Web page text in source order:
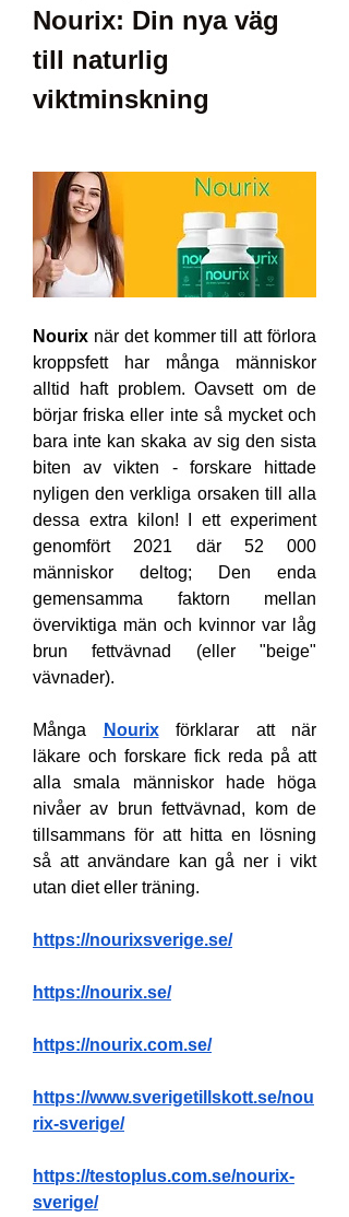
Nourix: Din nya väg
till naturlig
viktminskning
Nourix när det kommer till att förlora
kroppsfett har många människor
alltid haft problem. Oavsett om de
börjar friska eller inte så mycket och
bara inte kan skaka av sig den sista
biten av vikten - forskare hittade
nyligen den verkliga orsaken till alla
dessa extra kilon! I ett experiment
genomfört 2021 där 52 000
människor deltog; Den enda
gemensamma faktorn mellan
överviktiga män och kvinnor var låg
brun fettvävnad (eller "beige"
vävnader).
Många Nourix förklarar att när
läkare och forskare fick reda på att
alla smala människor hade höga
nivåer av brun fettvävnad, kom de
tillsammans för att hitta en lösning
så att användare kan gå ner i vikt
utan diet eller träning.
https://nourixsverige.se/
https://nourix.se/
https://nourix.com.se/
https://www.sverigetillskott.se/nou
rix-sverige/
https://testoplus.com.se/nourix-
sverige/